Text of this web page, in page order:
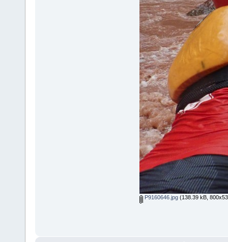
P9160646.jpg(138.39 kB,